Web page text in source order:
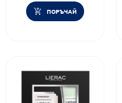
ПОРЪЧАЙ